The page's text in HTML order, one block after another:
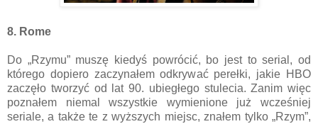
8. Rome
Do „Rzymu” muszę kiedyś powrócić, bo jest to serial, od
którego dopiero zaczynałem odkrywać perełki, jakie HBO
zaczęło tworzyć od lat 90. ubiegłego stulecia. Zanim więc
poznałem niemal wszystkie wymienione już wcześniej
seriale, a także te z wyższych miejsc, znałem tylko „Rzym”,